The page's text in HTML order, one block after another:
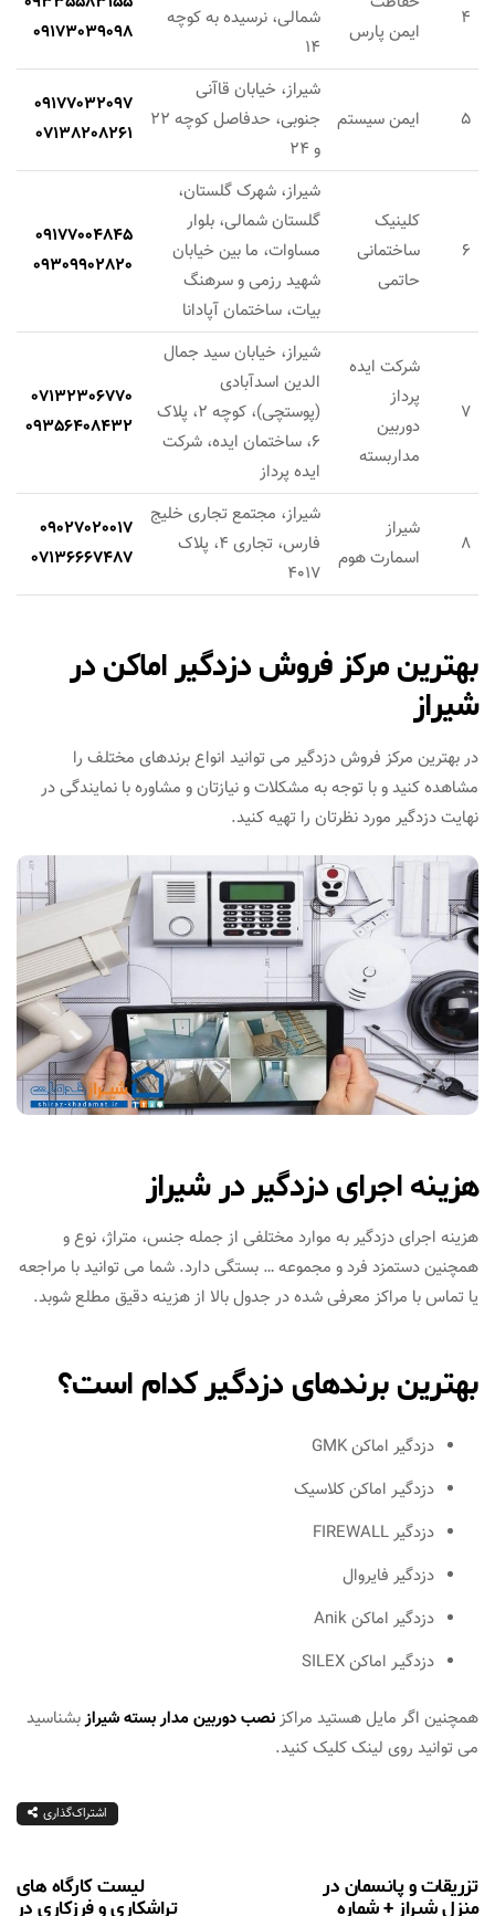
4
ایمن پارس
شمالی، نرسیده به کوچه
14
09173039098
5 ایمن سیستم
شیراز، خیابان قاآنی
جنوبی، حدفاصل کوچه 22
و 24
09177032097
07138208261
6
کلینیک
ساختمانی
حاتمی
شیراز، شهرک گلستان،
گلستان شمالی، بلوار
مساوات، ما بین خیابان
شهید رزمی و سرهنگ
بیات، ساختمان آپادانا
09177004845
09309902820
7
شرکت ایده
پرداز
دوربین
مداربسته
شیراز، خیابان سید جمال
الدین اسدآبادی
(پوستچی)، کوچه 2، پلاک
6، ساختمان ایده، شرکت
ایده پرداز
07132306770
09356408432
8
شیراز
اسمارت هوم
شیراز، مجتمع تجاری خلیج
فارس، تجاری 4، پلاک
4017
09027020017
07136667487
بهترین مرکز فروش دزدگیر اماکن در
شیراز
در بهترین مرکز فروش دزدگیر می توانید انواع برندهای مختلف را
مشاهده کنید و با توجه به مشکلات و نیازتان و مشاوره با نمایندگی در
نهایت دزدگیر مورد نظرتان را تهیه کنید.
هزینه اجرای دزدگیر در شیراز
هزینه اجرای دزدگیر به موارد مختلفی از جمله جنس، متراژ، نوع و
همچنین دستمزد فرد و مجموعه … بستگی دارد. شما می توانید با مراجعه
یا تماس با مراکز معرفی شده در جدول بالا از هزینه دقیق مطلع شوبد.
بهترین برندهای دزدگـیر کدام است؟
دزدگیر اماکن GMK
دزدگیـر اماکن کلاسیک
دزدگیر FIREWALL
دزدگیر فایروال
دزدگیر اماکن Anik
دزدگیـر اماکن SILEX
همچنین اگر مایل هستید مراکزنصب دوربین مدار بسته شیرازبشناسید
می توانید روی لینک کلیک کنید.
اشتراک‌گذاری
لیست کارگاه های
تراشکاری و فرزکاری در
تزریقات و پانسمان در
منزل شیراز + شماره